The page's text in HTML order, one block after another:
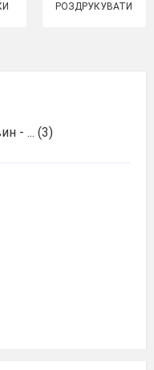
РОЗДРУКУВАТИ
- ... (3)